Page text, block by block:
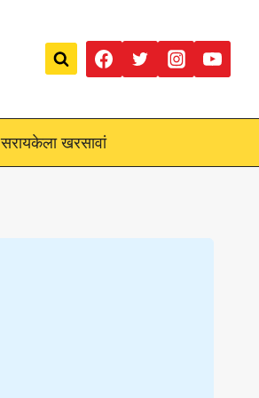
सरायकेला खरसावां